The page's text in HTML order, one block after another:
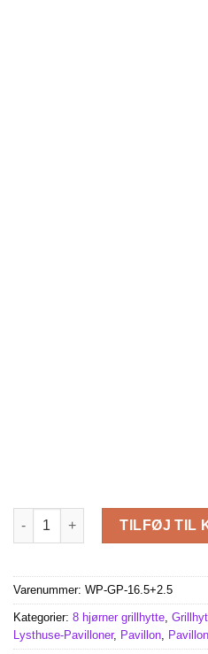
Grillpavillon med udvidelse 16.5
TILFØJ TIL
Varenummer: WP-GP-16.5+2.5
Kategorier: 8 hjørner grillhytte
Lysthuse-Pavilloner, Pavillon